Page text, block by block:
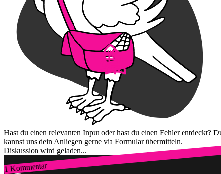
Hast du einen relevanten Input oder hast du einen Fehler entdeckt?
kannst uns dein Anliegen gerne via Formular übermitteln.
Diskussion wird geladen...
1 Kommentar
Zum Login